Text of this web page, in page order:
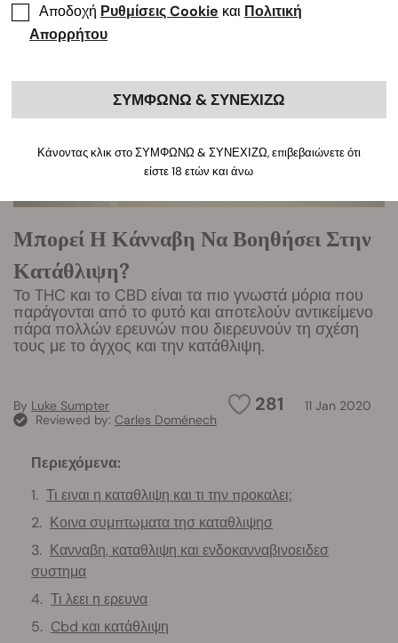
Μπορεί Η Κάνναβη Να Βοηθήσει Στην
Κατάθλιψη?
Το THC και το CBD είναι τα πιο γνωστά μόρια που
παράγονται από το φυτό και αποτελούν αντικείμενο
πάρα πολλών ερευνών που διερευνούν τη σχέση
τους με το άγχος και την κατάθλιψη.
281 11 Jan 2020
By Luke Sumpter
Reviewed by: Carles Doménech
Περιεχόμενα:
Τι ειναι η καταθλιψη και τι την προκαλει;
Κοινα συμπτωματα τησ καταθλιψησ
Κανναβη, καταθλιψη και ενδοκανναβινοειδεσ
συστημα
Τι λεει η ερευνα
Cbd και κατάθλιψη
Αποδοχή Ρυθμίσεις Cookie και Πολιτική
Απορρήτου
ΣΥΜΦΩΝΩ & ΣΥΝΕΧΙΖΩ
Κάνοντας κλικ στο ΣΥΜΦΩΝΩ & ΣΥΝΕΧΙΖΩ, επιβεβαιώνετε ότι
είστε 18 ετών και άνω